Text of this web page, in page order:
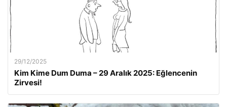
29/12/2025
Kim Kime Dum Duma – 29 Aralık 2025: Eğlencenin
Zirvesi!